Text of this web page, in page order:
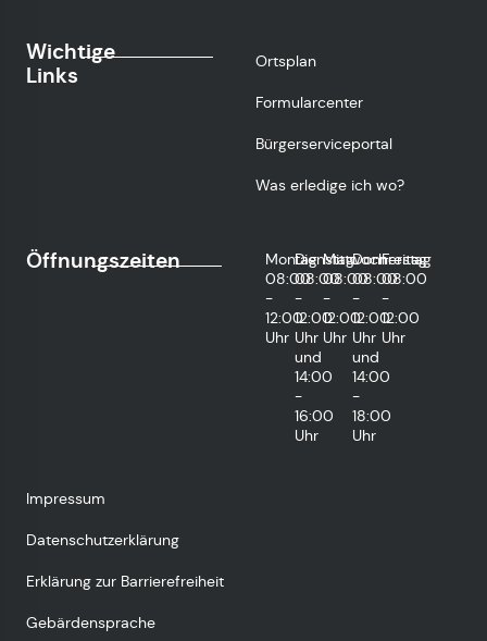
Wichtige
Links
Ortsplan
Formularcenter
Bürgerserviceportal
Was erledige ich wo?
Öffnungszeiten
Montag
08:00
-
12:00
Uhr
Dienstag
08:00
-
12:00
Uhr
und
14:00
-
16:00
Uhr
Mittwoch
08:00
-
12:00
Uhr
Donnerstag
08:00
-
12:00
Uhr
und
14:00
-
18:00
Uhr
Freitag
08:00
-
12:00
Uhr
Impressum
Datenschutzerklärung
Erklärung zur Barrierefreiheit
Gebärdensprache